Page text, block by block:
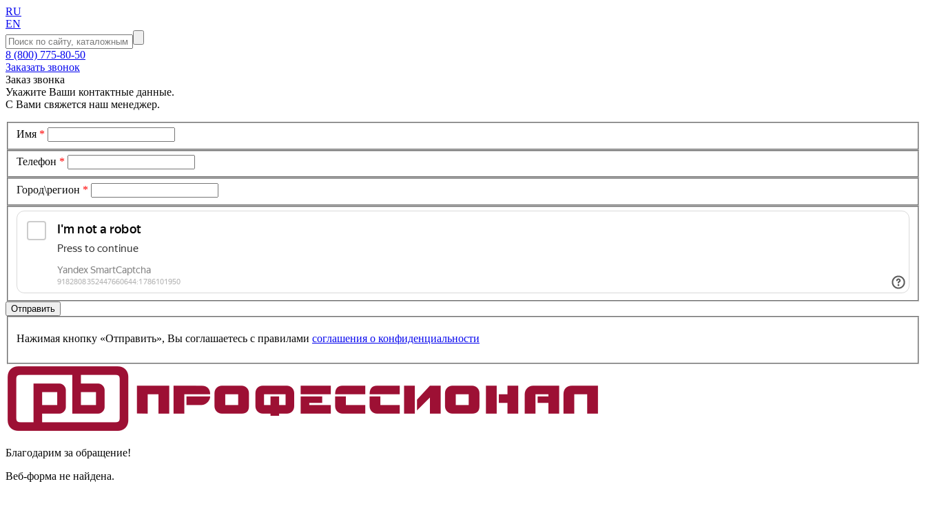
RU
EN
8 (800) 775-80-50
Заказать звонок
Заказ звонка
Укажите Ваши контактные данные.
С Вами свяжется наш менеджер.
Имя *
Телефон *
Город\регион *
Нажимая кнопку «Отправить», Вы соглашаетесь c правилами соглашения о конфиденциальности
Благодарим за обращение!
Веб-форма не найдена.